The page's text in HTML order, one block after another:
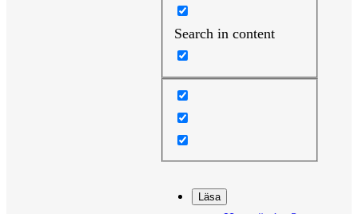
Search in content
Läsa